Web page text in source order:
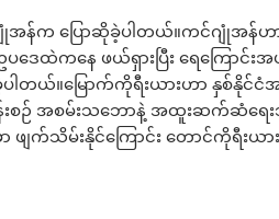
န်က ပြောဆိုခဲ့ပါတယ်။ကင်ဂျုံအန်ဟာ
ပဒေထဲကနေ ဖယ်ရှားပြီး ရေကြော
တယ်။မြောက်ကိုရီးယားဟာ နှစ်နိုင်
ငန်းစဉ် အစမ်းသဘောနဲ့ အထူးဆက်ဆံ
ျက်သိမ်းနိုင်ကြောင်း တောင်ကိုရီးယ